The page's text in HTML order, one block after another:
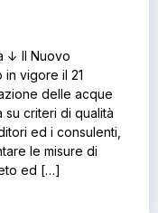
↓ Il Nuovo
vigore il 21
delle acque
su criteri di qualità
ed i consulenti,
le misure di
ed […]